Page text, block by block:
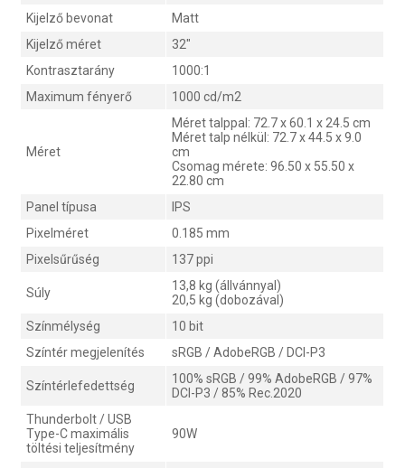
Kijelző bevonat
Matt
Kijelző méret
32"
Kontrasztarány
1000:1
Maximum fényerő
1000 cd/m2
Méret
Méret talppal: 72.7 x 60.1 x 24.5 cm
Méret talp nélkül: 72.7 x 44.5 x 9.0
cm
Csomag mérete: 96.50 x 55.50 x
22.80 cm
Panel típusa
IPS
Pixelméret
0.185 mm
Pixelsűrűség
137 ppi
Súly
13,8 kg (állvánnyal)
20,5 kg (dobozával)
Színmélység
10 bit
Színtér megjelenítés
sRGB / AdobeRGB / DCI-P3
Színtérlefedettség
100% sRGB / 99% AdobeRGB / 97%
DCI-P3 / 85% Rec.2020
Thunderbolt / USB
Type-C maximális
töltési teljesítmény
90W